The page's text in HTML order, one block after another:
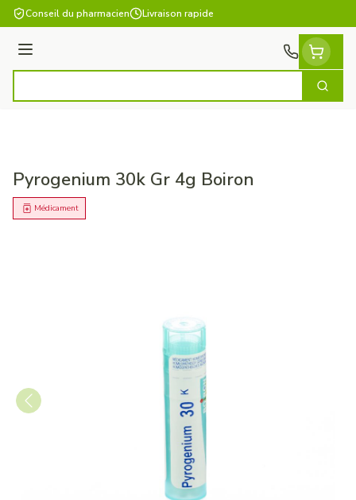
Aller au contenu
Conseil du pharmacien Livraison rapide
Menu
Pyrogenium 30k Gr 4g Boiron
Médicament